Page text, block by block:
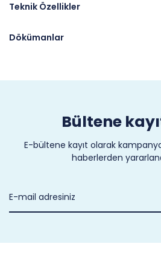
Teknik Özellikler
Dökümanlar
Bültene
E-bültene kayıt olarak
haberlerden